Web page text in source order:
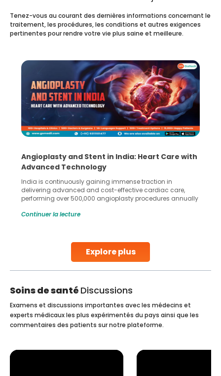
Explore plus
Tenez-vous au courant des dernières informations concernant le
traitement, les procédures, les conditions et autres exigences
pertinentes pour rendre votre vie plus saine et meilleure.
Angioplasty and Stent in India: Heart Care with
Advanced Technology
India is continuously gaining immense traction in
delivering advanced and cost-effective cardiac care,
performing over 500,000 angioplasty procedures annually
globe are searching for treatments like angioplasty and
Studies, such as one published
Continuer la lecture
Soins de santé Discussions
Examens et discussions importantes avec les médecins et
experts médicaux les plus expérimentés du pays ainsi que les
commentaires des patients sur notre plateforme.